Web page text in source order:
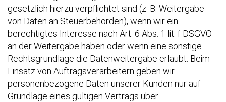
gesetzlich hierzu verpflichtet sind (z. B. Weitergabe
von Daten an Steuerbehörden), wenn wir ein
berechtigtes Interesse nach Art. 6 Abs. 1 lit. f DSGVO
an der Weitergabe haben oder wenn eine sonstige
Rechtsgrundlage die Datenweitergabe erlaubt. Beim
Einsatz von Auftragsverarbeitern geben wir
personenbezogene Daten unserer Kunden nur auf
Grundlage eines gültigen Vertrags über